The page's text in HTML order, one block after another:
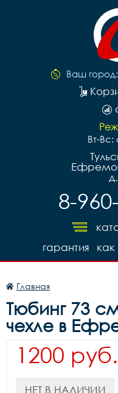
Ваш город:
Вт-Вс:
8-
как
гарантия
Главная
Тюбинг 73
чехле в
1200 руб.
НЕТ В НАЛИЧИИ